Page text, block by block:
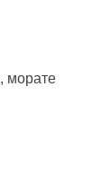
морате